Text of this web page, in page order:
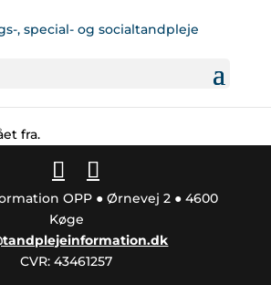
fra.
OPP ● Ørnevej 2 ● 4600
Køge
CVR: 43461257